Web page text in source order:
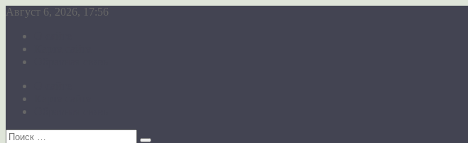
Август 6, 2026, 17:56